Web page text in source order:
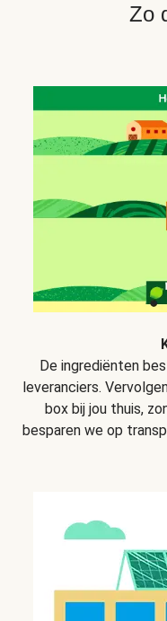
Zo
De ingrediënten
leveranciers.
box bij jou thuis,
besparen we op